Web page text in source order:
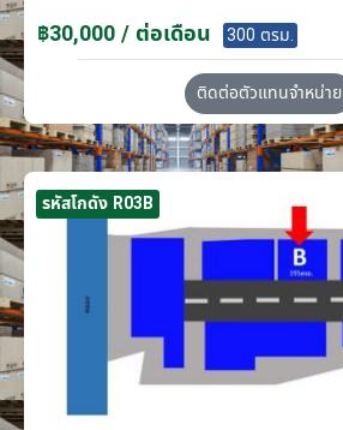
฿30,000 / ต่อเดือน 300 ตรม.
ติดต่อตัวแทนจำหน่าย
รหัสโกดัง R03B